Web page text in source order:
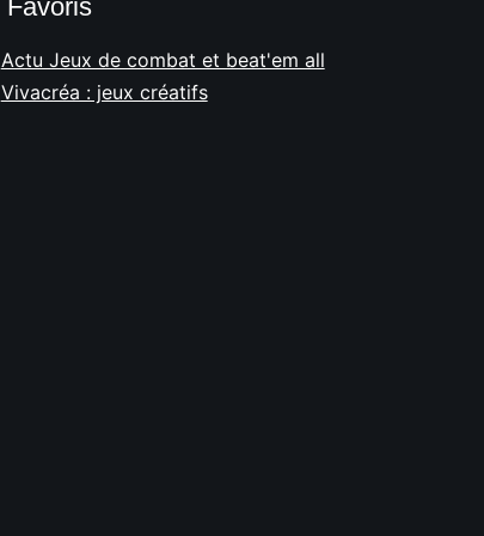
Favoris
Actu Jeux de combat et beat'em all
Vivacréa : jeux créatifs